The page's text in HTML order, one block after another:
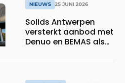
NIEUWS 25 JUNI 2026
Solids Antwerpen
versterkt aanbod met
Denuo en BEMAS als